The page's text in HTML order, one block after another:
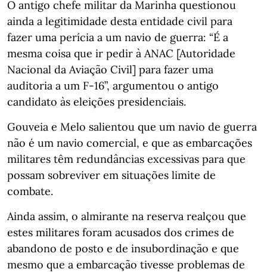
O antigo chefe militar da Marinha questionou
ainda a legitimidade desta entidade civil para
fazer uma perícia a um navio de guerra: “É a
mesma coisa que ir pedir à ANAC [Autoridade
Nacional da Aviação Civil] para fazer uma
auditoria a um F-16”, argumentou o antigo
candidato às eleições presidenciais.
Gouveia e Melo salientou que um navio de guerra
não é um navio comercial, e que as embarcações
militares têm redundâncias excessivas para que
possam sobreviver em situações limite de
combate.
Ainda assim, o almirante na reserva realçou que
estes militares foram acusados dos crimes de
abandono de posto e de insubordinação e que
mesmo que a embarcação tivesse problemas de